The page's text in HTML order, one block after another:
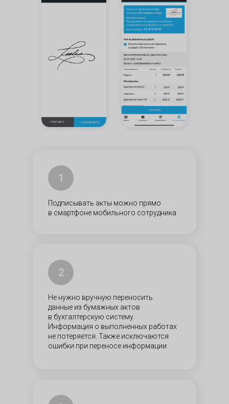
Не нужно вручную переносить
данные из бумажных актов
в бухгалтерскую систему.
Информация о выполненных работах
не потеряется. Также исключаются
ошибки при переносе информации​
Подписывать акты можно прямо
в смартфоне мобильного сотрудника​
1
2